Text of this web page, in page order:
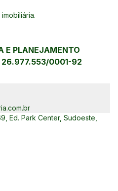
E PLANEJAMENTO
26.977.553/0001-92
Ed. Park Center, Sudoeste,